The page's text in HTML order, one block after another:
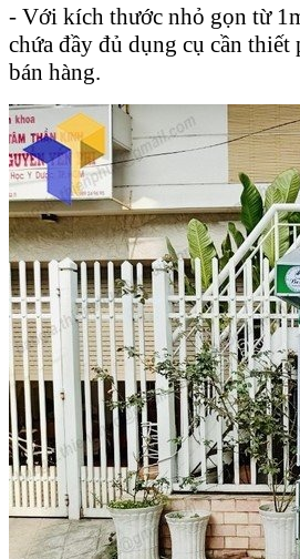
- Với kích thước nhỏ gọn từ
chứa đầy đủ dụng cụ cần
bán hàng.